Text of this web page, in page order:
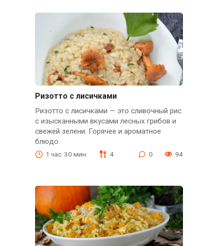
Ризотто с лисичками
Ризотто с лисичками — это сливочный рис
с изысканными вкусами лесных грибов и
свежей зелени. Горячее и ароматное
блюдо.
1 час. 30 мин. 4 0 94